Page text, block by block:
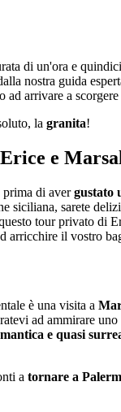
di un'ora e
nostra guida
ad arrivare a
la granita!
e
prima di avergustato
siciliana, sarete
tour privato
arricchire il vostro
è una visita a
ad ammirare
e quasi
a tornare a